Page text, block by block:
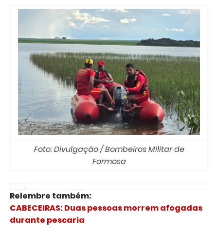
Foto: Divulgação / Bombeiros Militar de
Formosa
Relembre também:
CABECEIRAS: Duas pessoas morrem afogadas
durante pescaria